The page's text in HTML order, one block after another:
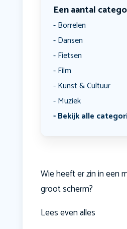
Een aantal
Borrelen
Dansen
Fietsen
Film
Kunst & Cultuur
Muziek
Bekijk alle
Wie heeft er zin in een
groot scherm?
Lees even alles